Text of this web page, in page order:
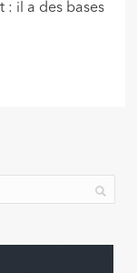
: il a des bases